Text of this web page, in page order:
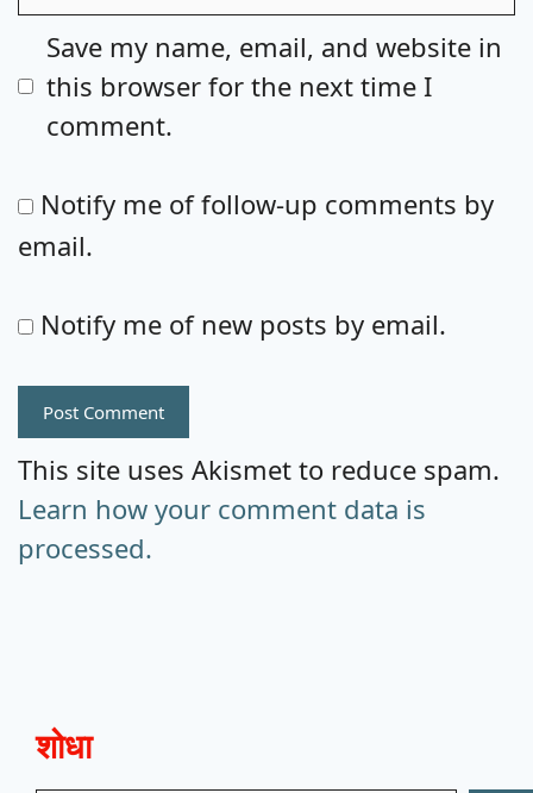
Save my name, email, and website in
this browser for the next time I
comment.
Notify me of follow-up comments by
email.
Notify me of new posts by email.
This site uses Akismet to reduce spam.
Learn how your comment data is
processed.
शोधा